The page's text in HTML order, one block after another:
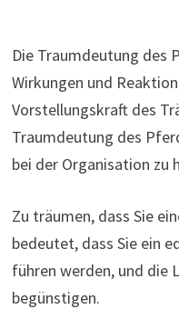
Die Traumdeutung des
Wirkungen und
Vorstellungskraft des
Traumdeutung des
bei der Organisation zu
Zu träumen, dass Sie
bedeutet, dass Sie ein
führen werden, und die
begünstigen.